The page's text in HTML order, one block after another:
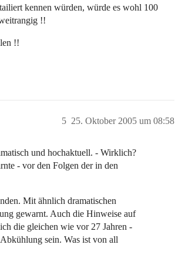
kennen würden, würde es wohl 100
!!
!!
25. Oktober 2005 um 08:58
5
und hochaktuell. - Wirklich?
- vor den Folgen der in den
Mit ähnlich dramatischen
gewarnt. Auch die Hinweise auf
die gleichen wie vor 27 Jahren -
sein. Was ist von all